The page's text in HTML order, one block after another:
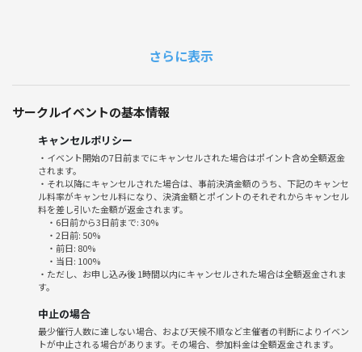
さらに表示
サークルイベントの基本情報
キャンセルポリシー
・イベント開始の7日前までにキャンセルされた場合はポイント含め全額返金
されます。
・それ以降にキャンセルされた場合は、事前決済金額のうち、下記のキャンセ
ル料率がキャンセル料になり、決済金額とポイントのそれぞれからキャンセル
料を差し引いた金額が返金されます。
・6日前から3日前まで: 30%
・2日前: 50%
・前日: 80%
・当日: 100%
・ただし、お申し込み後 1時間以内にキャンセルされた場合は全額返金されま
す。
中止の場合
最少催行人数に達しない場合、および天候不順など主催者の判断によりイベン
トが中止される場合があります。その場合、参加料金は全額返金されます。